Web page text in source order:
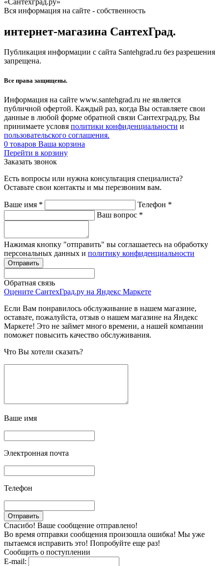
Вся информация на сайте - собственность
интернет-магазина СантехГрад.
Публикация информации с сайта Santehgrad.ru без разрешения
запрещена.
Все права защищены.
Информация на сайте www.santehgrad.ru не является
публичной офертой. Каждый раз, когда Вы оставляете свои
данные в любой форме обратной связи Сантехград.ру, Вы
принимаете условя политики конфиденциальности и
пользовательского соглашения.
0 товаров Ваша корзина
Перейти в корзину
Заказать звонок
Есть вопросы или нужна консультация специалиста?
Оставьте свои контакты и мы перезвоним вам.
Ваше имя * Телефон *
Ваш вопрос *
Нажимая кнопку "отправить" вы соглашаетесь на обработку
персональных данных и политику конфиденциальности
Обратная связь
Оцените СантехГрад.ру на Яндекс Маркете
Если Вам понравилось обслуживание в нашем магазине,
оставьте, пожалуйста, отзыв о нашем магазине на Яндекс
Маркете! Это не займет много времени, а нашей компании
поможет повысить качество обслуживания.
Что Вы хотели сказать?
Ваше имя
Электронная почта
Телефон
Спасибо! Ваше сообщение отправлено!
Во время отправки сообщения произошла ошибка! Мы уже
пытаемся исправить это! Попробуйте еще раз!
Сообщить о поступлении
E-mail: